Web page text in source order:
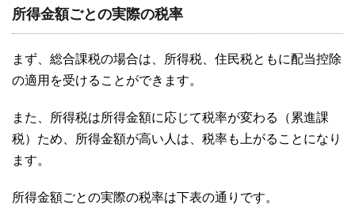
所得金額ごとの実際の税率
まず、総合課税の場合は、所得税、住民税ともに配当控除
の適用を受けることができます。
また、所得税は所得金額に応じて税率が変わる（累進課
税）ため、所得金額が高い人は、税率も上がることになり
ます。
所得金額ごとの実際の税率は下表の通りです。